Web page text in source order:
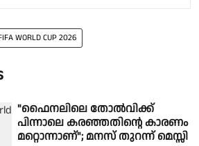
WORLD CUP 2026
"ഫൈനലിലെ തോൽവിക്ക്
പിന്നാലെ കരഞ്ഞതിൻ്റെ കാരണം
മറ്റൊന്നാണ്"; മനസ് തുറന്ന് മെസ്സി